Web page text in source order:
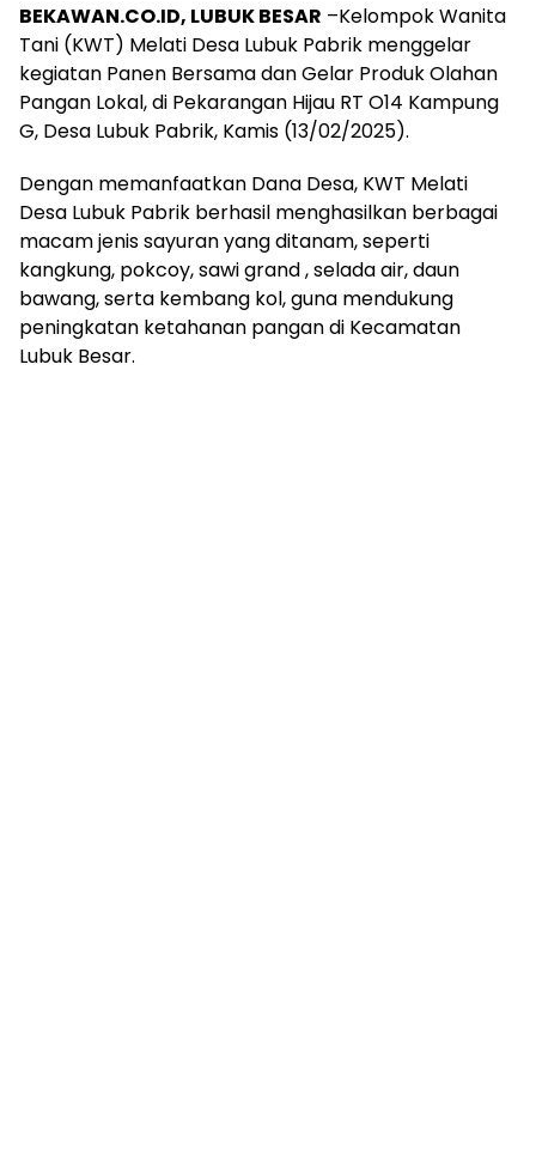
BEKAWAN.CO.ID, LUBUK BESAR –Kelompok Wanita
Tani (KWT) Melati Desa Lubuk Pabrik menggelar
kegiatan Panen Bersama dan Gelar Produk Olahan
Pangan Lokal, di Pekarangan Hijau RT O14 Kampung
G, Desa Lubuk Pabrik, Kamis (13/02/2025).
Dengan memanfaatkan Dana Desa, KWT Melati
Desa Lubuk Pabrik berhasil menghasilkan berbagai
macam jenis sayuran yang ditanam, seperti
kangkung, pokcoy, sawi grand , selada air, daun
bawang, serta kembang kol, guna mendukung
peningkatan ketahanan pangan di Kecamatan
Lubuk Besar.